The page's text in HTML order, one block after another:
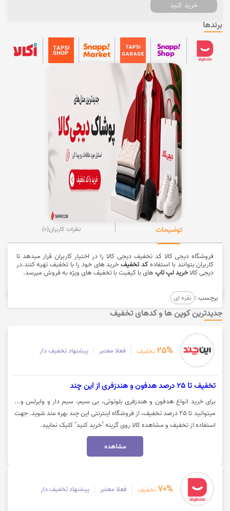
خرید کنید
برندها
توضیحات نظرات کاربران(0)
فروشگاه دیجی کالا کد تخفیف دیجی کالا را در اختیار کاربران قرار میدهد تا
کاربران بتوانند با استفاده کد تخفیف خرید های خود را با تخفیف تهیه کنند.در
دیجی کالاخرید لپ تاپ های با کیفیت با تخفیف های ویژه به فروش میرسد.
برچسب : نقره ای
جدیدترین کوپن ها و کدهای تخفیف
25% تخفیف فعلا معتبر پیشنهاد تخفیف دار
تخفیف تا 25 درصد هدفون و هندزفری از این چند
برای خرید انواع هدفون و هندزفری بلوتوثی، بی سیم، سیم دار و وایرلس و...
میتوانید تا 25 درصد تخفیف، از فروشگاه اینترنتی این چند بهره مند شوید. جهت
استفاده از تخفیف و مشاهده کالا روی گزینه "خرید کنید" کلیک نمایید.
مشاهده
70% تخفیف فعلا معتبر پیشنهاد تخفیف دار